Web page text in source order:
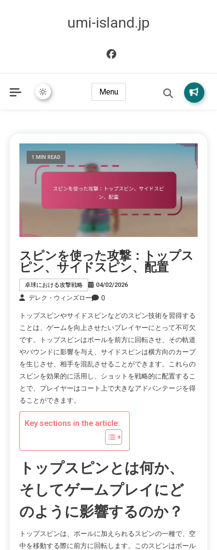
umi-island.jp
Menu
1 MIN READ
スピンを使った攻撃：トップス
ピン、サイドスピン、配置
卓球における攻撃戦略
04/02/2026
デレク・ウィンズロー
0
トップスピンやサイドスピンなどのスピン技術を習得する
ことは、ゲームを向上させたいプレイヤーにとって不可欠
です。トップスピンはボールを前方に回転させ、その軌道
やバウンドに影響を与え、サイドスピンは横方向のカーブ
を生じさせ、相手を混乱させることができます。これらの
スピンを効果的に活用し、ショットを戦略的に配置するこ
とで、プレイヤーはコート上で大きなアドバンテージを得
ることができます。
Key sections in the article:
トップスピンとは何か、
そしてゲームプレイにど
のように影響するのか？
トップスピンは、ボールに加えられるスピンの一種で、空
中を移動する際に前方に回転します。このスピンはボール